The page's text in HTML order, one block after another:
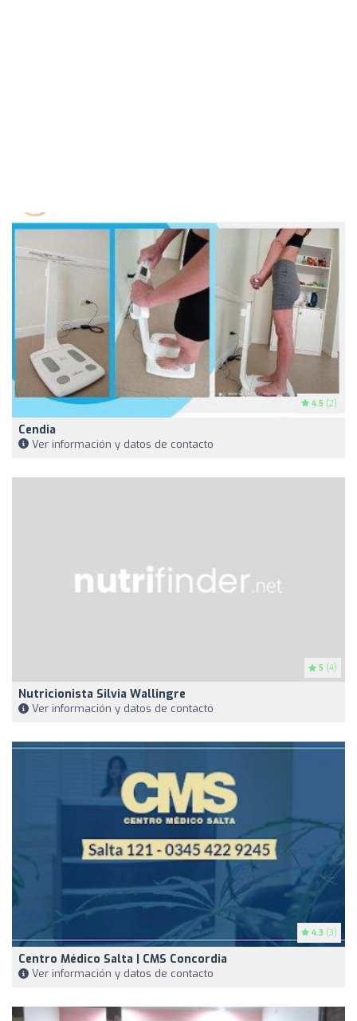
4.5 (2)
Cendia
Ver información y datos de contacto
5 (4)
Nutricionista Silvia Wallingre
Ver información y datos de contacto
4.3 (3)
Centro Médico Salta | CMS Concordia
Ver información y datos de contacto